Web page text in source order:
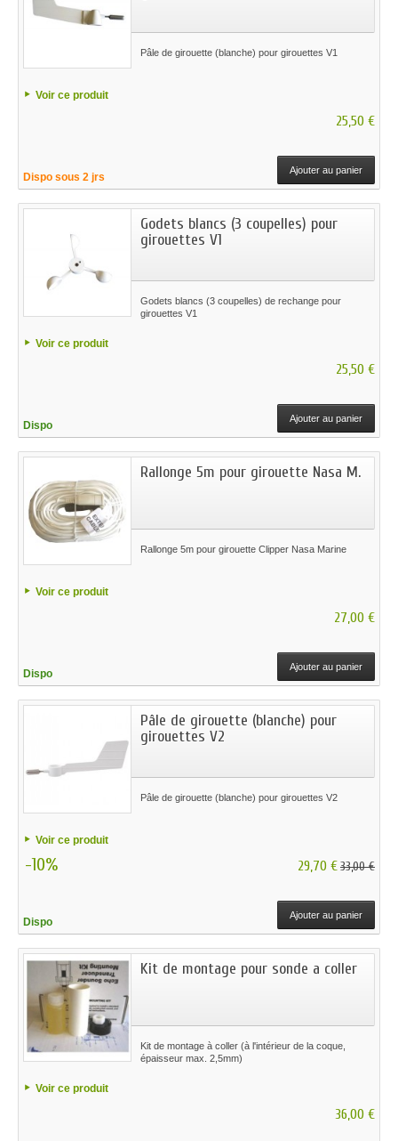
Pâle de girouette (blanche) pour girouettes V1
Voir ce produit
25,50 €
Dispo sous 2 jrs
Ajouter au panier
Godets blancs (3 coupelles) pour
girouettes V1
Godets blancs (3 coupelles) de rechange pour
girouettes V1
Voir ce produit
25,50 €
Dispo
Ajouter au panier
Rallonge 5m pour girouette Nasa M.
Rallonge 5m pour girouette Clipper Nasa Marine
Voir ce produit
27,00 €
Dispo
Ajouter au panier
Pâle de girouette (blanche) pour
girouettes V2
Pâle de girouette (blanche) pour girouettes V2
Voir ce produit
-10% 29,70 €33,00 €
Dispo
Ajouter au panier
Kit de montage pour sonde a coller
Kit de montage à coller (à l'intérieur de la coque,
épaisseur max. 2,5mm)
Voir ce produit
36,00 €